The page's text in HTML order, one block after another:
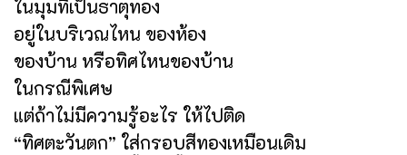
ในมุมที่เป็นธาตุทอง
อยู่ในบริเวณไหน ของห้อง
ของบ้าน หรือทิศไหนของบ้าน
ในกรณีพิเศษ
แต่ถ้าไม่มีความรู้อะไร ให้ไปติด
“ทิศตะวันตก” ใส่กรอบสีทองเหมือนเดิม